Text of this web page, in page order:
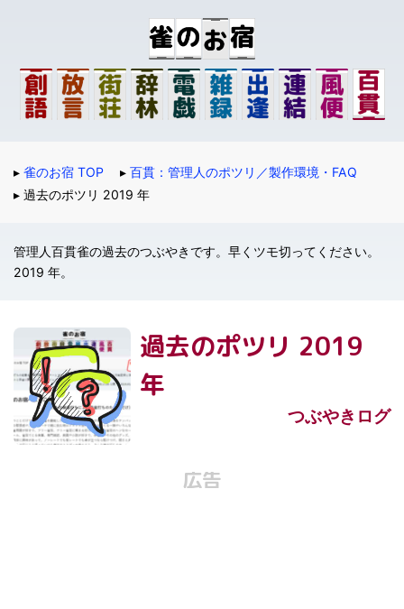
雀のお宿 TOP
百貫：管理人のポツリ／製作環境・FAQ
過去のポツリ 2019 年
管理人百貫雀の過去のつぶやきです。早くツモ切ってください。
2019 年。
過去のポツリ 2019
年
つぶやきログ
広告